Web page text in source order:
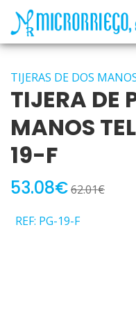
TIJERAS DE DOS
TIJERA DE
MANOS
19-F
53.08€62.01€
REF: PG-19-F